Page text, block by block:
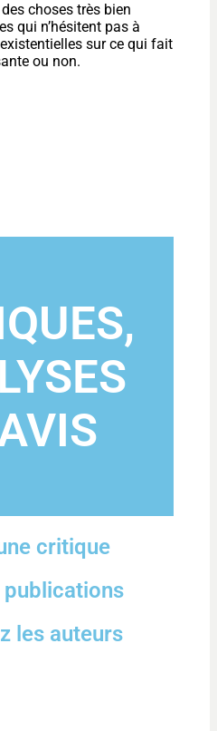
choses très bien
qui n’hésitent pas à
sur ce qui fait
ou non.
critique
publications
les auteurs